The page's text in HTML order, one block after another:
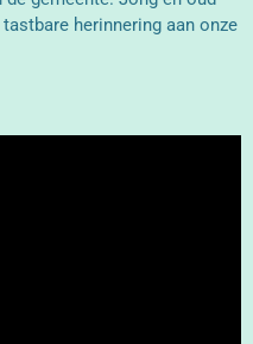
herinnering aan onze